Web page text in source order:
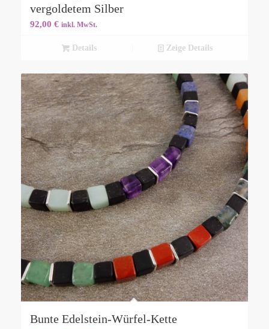
vergoldetem Silber
92,00 € inkl. MwSt.
Details Zeige Details
Bunte Edelstein-Würfel-Kette